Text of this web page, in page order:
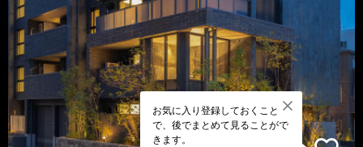
お気に入り登録しておくこと
で、後でまとめて見ることがで
きます。